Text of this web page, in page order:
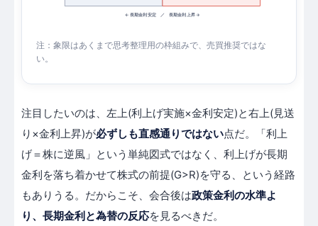
← 長期金利 安定 ／ 長期金利 上昇 →
注：象限はあくまで思考整理用の枠組みで、売買推奨ではな
い。
注目したいのは、左上(利上げ実施×金利安定)と右上(見送
り×金利上昇)が必ずしも直感通りではない点だ。「利上
げ＝株に逆風」という単純図式ではなく、利上げが長期
金利を落ち着かせて株式の前提(G>R)を守る、という経路
もありうる。だからこそ、会合後は政策金利の水準よ
り、長期金利と為替の反応を見るべきだ。